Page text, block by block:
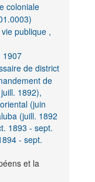
coloniale
publique ,
1907
de district
de
1892),
(juin
(juill. 1892
1893 - sept.
- sept.
et la